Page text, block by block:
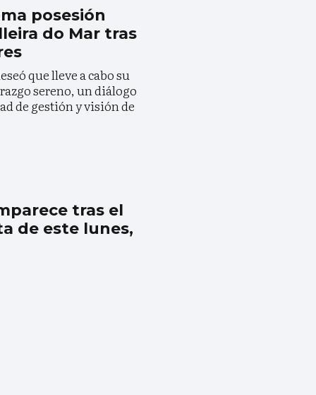
posesión
do Mar tras
que lleve a cabo su
sereno, un diálogo
de gestión y visión de
tras el
de este lunes,